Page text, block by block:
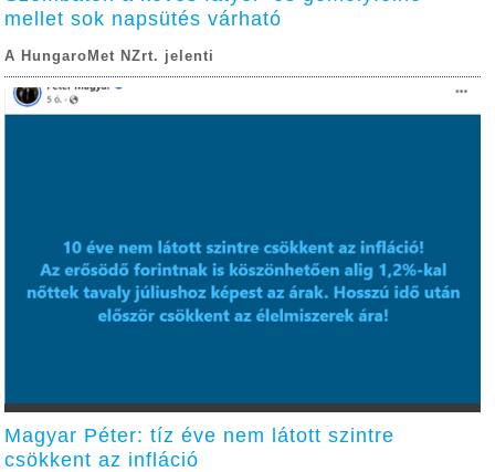
mellet sok napsütés várható
A HungaroMet NZrt. jelenti
Magyar Péter: tíz éve nem látott szintre
csökkent az infláció